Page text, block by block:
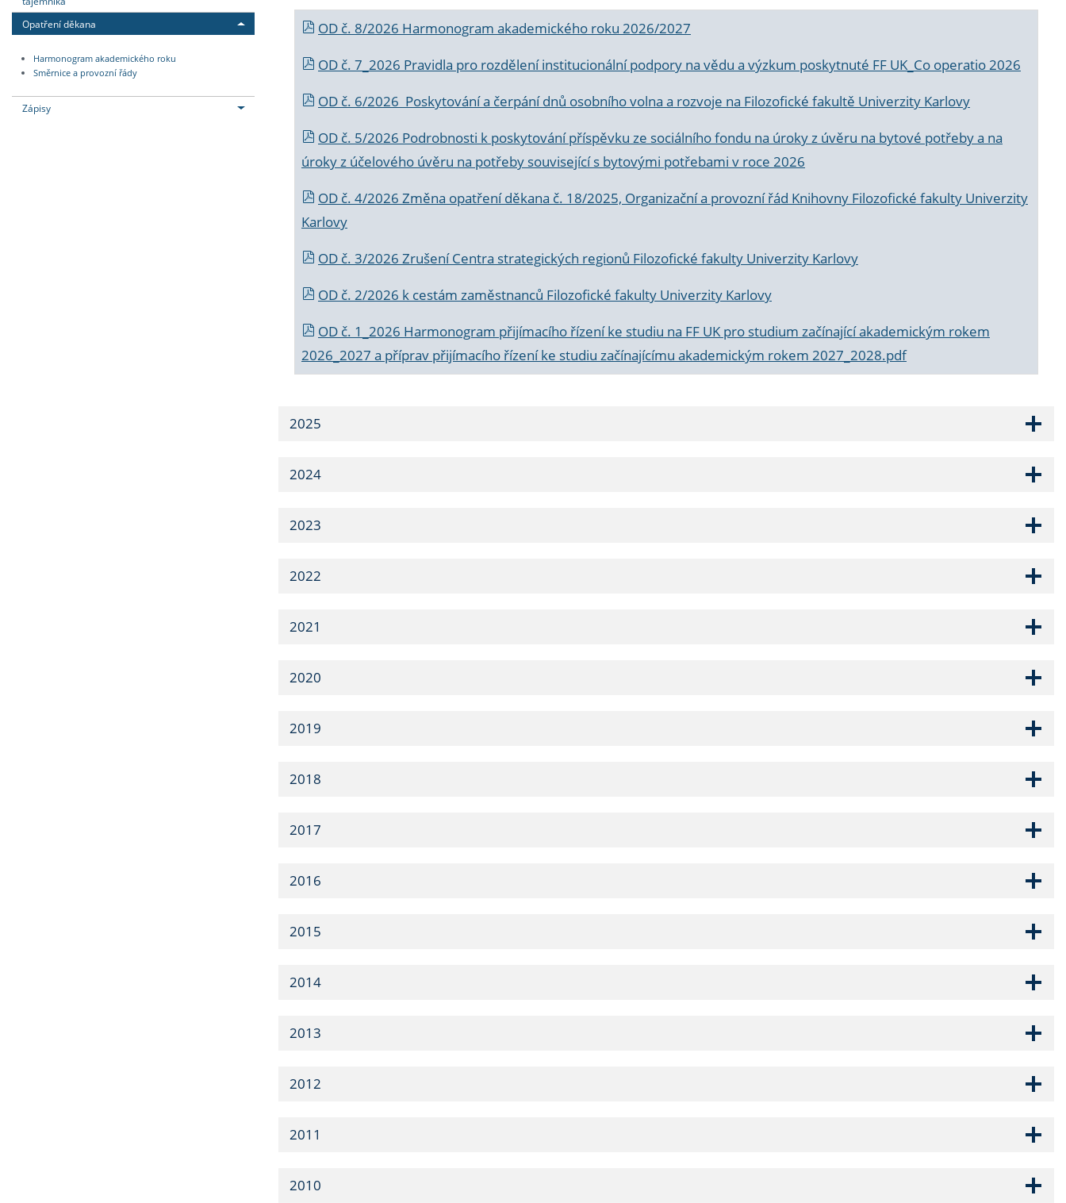
Opatření děkana
Harmonogram akademického roku
Směrnice a provozní řády
Zápisy
OD č. 8/2026 Harmonogram akademického roku 2026/2027
OD č. 7_2026 Pravidla pro rozdělení institucionální podpory na vědu a výzkum poskytnuté FF UK_Co operatio 2026
OD č. 6/2026 Poskytování a čerpání dnů osobního volna a rozvoje na Filozofické fakultě Univerzity Karlovy
OD č. 5/2026 Podrobnosti k poskytování příspěvku ze sociálního fondu na úroky z úvěru na bytové potřeby a na
úroky z účelového úvěru na potřeby související s bytovými potřebami v roce 2026
OD č. 4/2026 Změna opatření děkana č. 18/2025, Organizační a provozní řád Knihovny Filozofické fakulty Univerzity
Karlovy
OD č. 3/2026 Zrušení Centra strategických regionů Filozofické fakulty Univerzity Karlovy
OD č. 2/2026 k cestám zaměstnanců Filozofické fakulty Univerzity Karlovy
OD č. 1_2026 Harmonogram přijímacího řízení ke studiu na FF UK pro studium začínající akademickým rokem
2026_2027 a příprav přijímacího řízení ke studiu začínajícímu akademickým rokem 2027_2028.pdf
2025
2024
2023
2022
2021
2020
2019
2018
2017
2016
2015
2014
2013
2012
2011
2010